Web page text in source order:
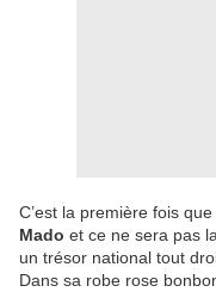
C’est la première fois
Mado et ce ne sera pas
un trésor national tout
Dans sa robe rose